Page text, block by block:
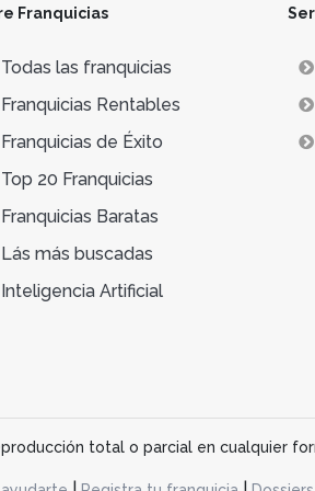
Franquicias
Todas las franquicias
Franquicias Rentables
Franquicias de Éxito
Top 20 Franquicias
Franquicias Baratas
Lás más buscadas
Inteligencia Artificial
total o parcial en cualquier